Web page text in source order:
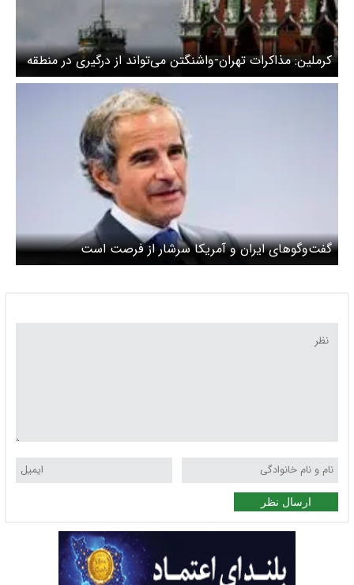
کرملین: مذاکرات تهران-واشنگتن می‌تواند از درگیری در منطقه
جلوگیری کند
گفت‌وگوهای ایران و آمریکا سرشار از فرصت است
ارسال نظر